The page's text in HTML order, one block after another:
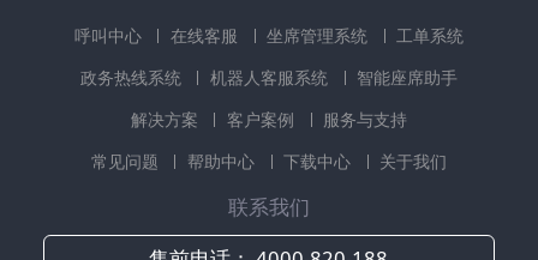
呼叫中心 在线客服 坐席管理系统
工单系统
政务热线系统
机器人客服系统
智能座席助手
解决方案
客户案例
服务与支持
常见问题
帮助中心 下载中心 关于我们
联系我们